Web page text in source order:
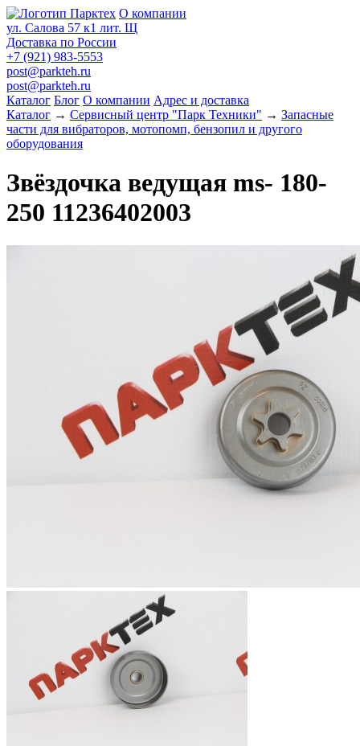
О компании
ул. Салова 57 к1 лит. Щ
Доставка по России
+7 (921) 983-5553
post@parkteh.ru
post@parkteh.ru
Каталог Блог О компании Адрес и доставка
Каталог → Сервисный центр "Парк Техники" → Запасные
части для вибраторов, мотопомп, бензопил и другого
оборудования
Звёздочка ведущая ms- 180-
250 11236402003